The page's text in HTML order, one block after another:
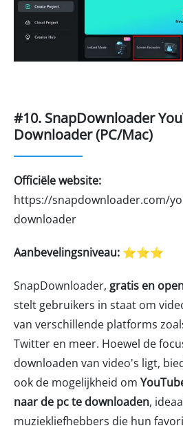
#10. SnapDownloader
Downloader (PC/Mac)
Officiële website:
https://snapdownloader.com/
downloader
Aanbevelingsniveau: ⭐⭐⭐
SnapDownloader, gratis en
stelt gebruikers in staat om
van verschillende platforms
Twitter en meer. Hoewel de
downloaden van video's ligt,
ook de mogelijkheid om
naar de pc te downloaden,
muziekliefhebbers die hun